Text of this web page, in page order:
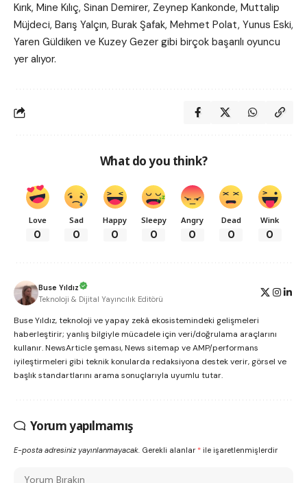
Kırık, Mine Kılıç, Sinan Demirer, Zeynep Kankonde, Muttalip
Müjdeci, Barış Yalçın, Burak Şafak, Mehmet Polat, Yunus Eski,
Yaren Güldiken ve Kuzey Gezer gibi birçok başarılı oyuncu
yer alıyor.
What do you think?
Love
0
Sad
0
Happy
0
Sleepy
0
Angry
0
Dead
0
Wink
0
Buse Yıldız
Teknoloji & Dijital Yayıncılık Editörü
Buse Yıldız, teknoloji ve yapay zekâ ekosistemindeki gelişmeleri
haberleştirir; yanlış bilgiyle mücadele için veri/doğrulama araçlarını
kullanır. NewsArticle şeması, News sitemap ve AMP/performans
iyileştirmeleri gibi teknik konularda redaksiyona destek verir, görsel ve
başlık standartlarını arama sonuçlarıyla uyumlu tutar.
Yorum yapılmamış
E-posta adresiniz yayınlanmayacak. Gerekli alanlar * ile işaretlenmişlerdir